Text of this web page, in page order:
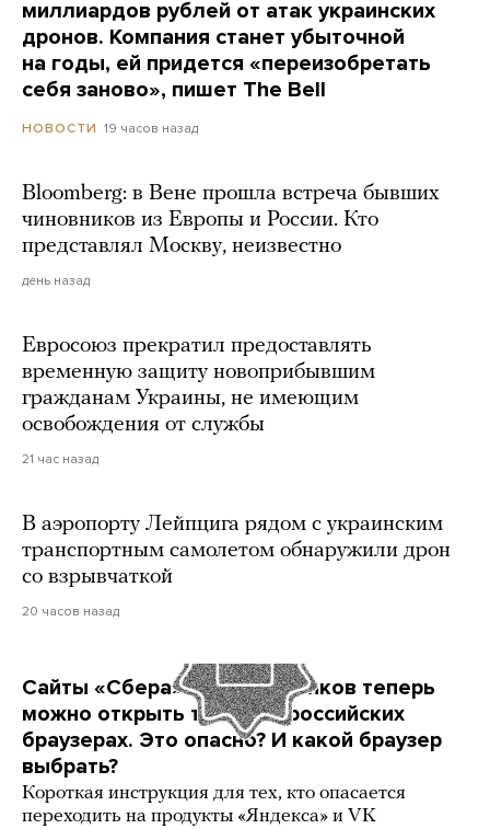
миллиардов рублей от атак украинских
дронов. Компания станет убыточной
на годы, ей придется «переизобретать
себя заново», пишет The Bell
НОВОСТИ 19 часов назад
Bloomberg: в Вене прошла встреча бывших
чиновников из Европы и России. Кто
представлял Москву, неизвестно
день назад
Евросоюз прекратил предоставлять
временную защиту новоприбывшим
гражданам Украины, не имеющим
освобождения от службы
21 час назад
В аэропорту Лейпцига рядом с украинским
транспортным самолетом обнаружили дрон
со взрывчаткой
20 часов назад
Сайты «Сбера» и других банков теперь
можно открыть только в российских
браузерах. Это опасно? И какой браузер
выбрать?
Короткая инструкция для тех, кто опасается
переходить на продукты «Яндекса» и VK